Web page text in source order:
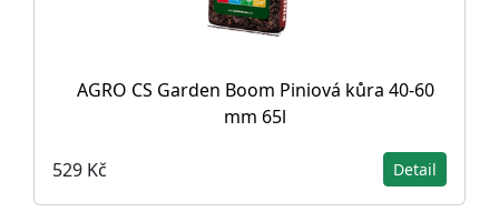
AGRO CS Garden Boom Piniová kůra 40-60
mm 65l
529 Kč Detail